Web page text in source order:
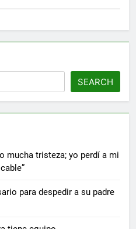
SEARCH
mucha tristeza; yo perdí a mi
para despedir a su padre